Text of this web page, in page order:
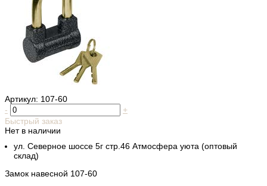
Артикул: 107-60
-
+
Быстрый заказ
Нет в наличии
ул. Северное шоссе 5г стр.46 Атмосфера уюта (оптовый
склад)
Замок навесной 107-60